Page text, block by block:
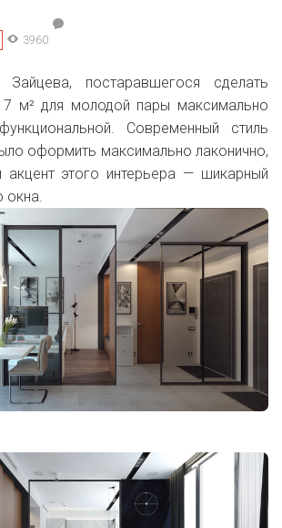
3960
постаравшегося сделать
7 м²для молодой пары максимально
Современный стиль
оформить максимально лаконично,
акцент этого интерьера — шикарный
окна.